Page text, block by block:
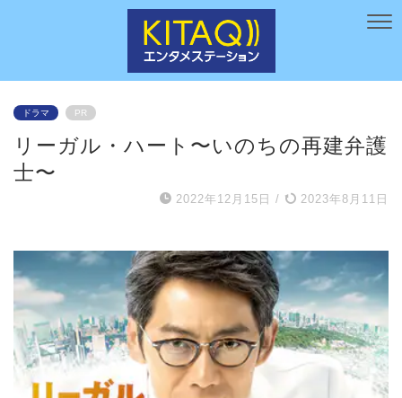
ドラマ PR
リーガル・ハート〜いのちの再建弁護
士〜
2022年12月15日 / 2023年8月11日